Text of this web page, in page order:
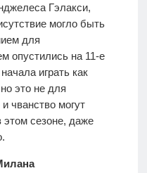
Гэлакси,
могло быть
для
опустились на 11-е
играть как
это не для
чванство могут
сезоне, даже